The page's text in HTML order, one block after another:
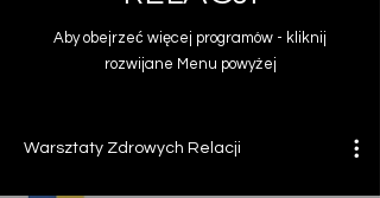
Aby obejrzeć więcej programów - kliknij
rozwijane Menu powyżej
Warsztaty Zdrowych Relacji